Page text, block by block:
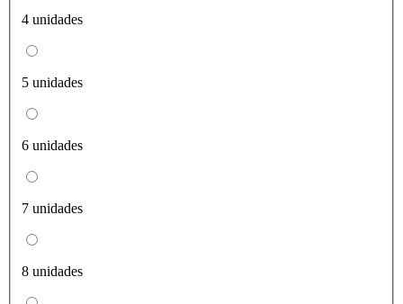
4 unidades
5 unidades
6 unidades
7 unidades
8 unidades